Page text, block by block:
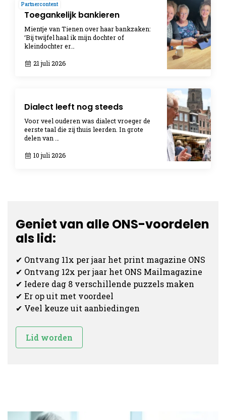
Toegankelijk bankieren
Mientje van Tienen over haar bankzaken:
‘Bij twijfel haal ik mijn dochter of
kleindochter er…
21 juli 2026
Partnercontent
Dialect leeft nog steeds
Voor veel ouderen was dialect vroeger de
eerste taal die zij thuis leerden. In grote
delen van …
10 juli 2026
Geniet van alle ONS-voordelen
als lid:
✔ Ontvang 11x per jaar het print magazine ONS
✔ Ontvang 12x per jaar het ONS Mailmagazine
✔ Iedere dag 8 verschillende puzzels maken
✔ Er op uit met voordeel
✔ Veel keuze uit aanbiedingen
Lid worden